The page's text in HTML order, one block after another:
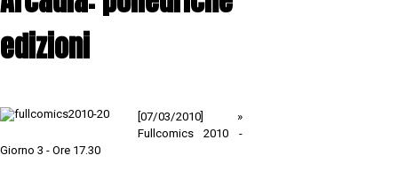
edizioni
[07/03/2010] »
Fullcomics 2010 -
Giorno 3 - Ore 17.30